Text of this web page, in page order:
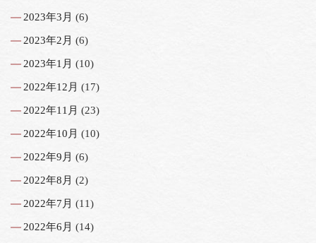
2023年3月 (6)
2023年2月 (6)
2023年1月 (10)
2022年12月 (17)
2022年11月 (23)
2022年10月 (10)
2022年9月 (6)
2022年8月 (2)
2022年7月 (11)
2022年6月 (14)